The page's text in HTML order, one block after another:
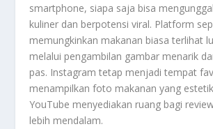
smartphone, siapa saja bisa
kuliner dan berpotensi viral. Platform
memungkinkan makanan biasa terlihat
melalui pengambilan gambar menarik
pas. Instagram tetap menjadi tempat
menampilkan foto makanan yang
YouTube menyediakan ruang bagi
lebih mendalam.